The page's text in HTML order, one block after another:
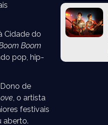
Cidade do
Boom
pop, hip-
de
, o artista
festivais
aberto.